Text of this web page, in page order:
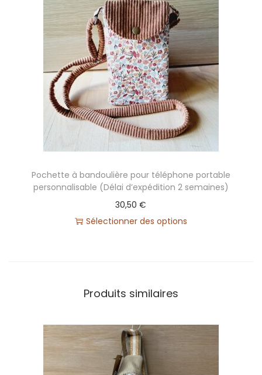
Pochette à bandoulière pour téléphone portable
personnalisable (Délai d’expédition 2 semaines)
30,50€
Sélectionner des options
Produits similaires